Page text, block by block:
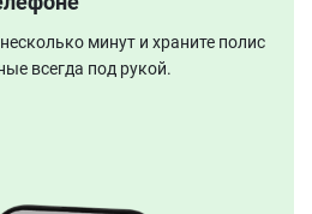
минут и храните полис
всегда под рукой.